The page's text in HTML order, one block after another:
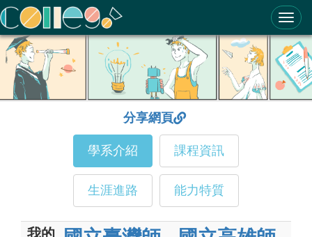
ColleGo! 大學選才與高中育才輔助系統
分享網頁
學系介紹 課程資訊
生涯進路 能力特質
我的